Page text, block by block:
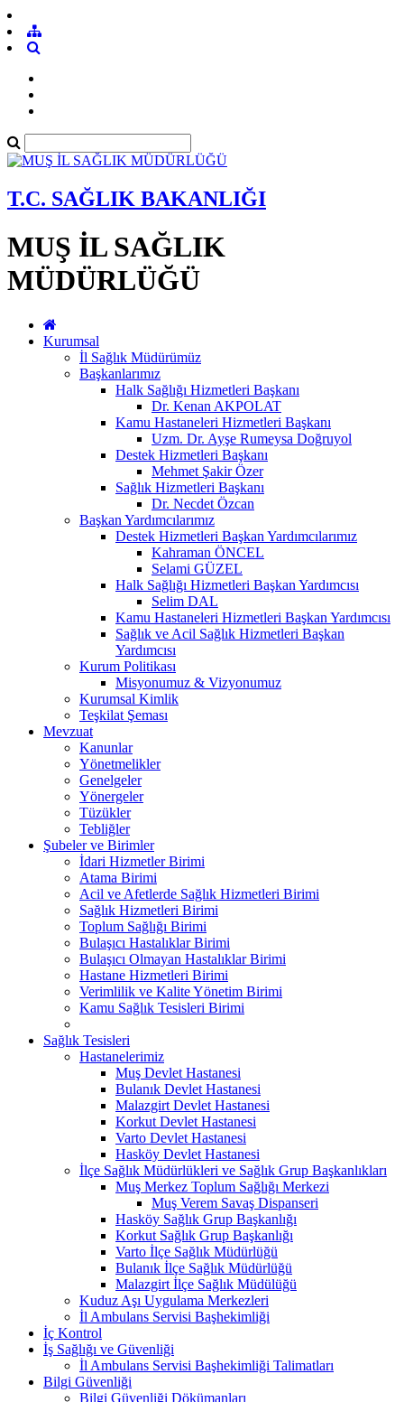
T.C. SAĞLIK BAKANLIĞI
MUŞ İL SAĞLIK
MÜDÜRLÜĞÜ
Kurumsal
İl Sağlık Müdürümüz
Başkanlarımız
Halk Sağlığı Hizmetleri Başkanı
Dr. Kenan AKPOLAT
Kamu Hastaneleri Hizmetleri Başkanı
Uzm. Dr. Ayşe Rumeysa Doğruyol
Destek Hizmetleri Başkanı
Mehmet Şakir Özer
Sağlık Hizmetleri Başkanı
Dr. Necdet Özcan
Başkan Yardımcılarımız
Destek Hizmetleri Başkan Yardımcılarımız
Kahraman ÖNCEL
Selami GÜZEL
Halk Sağlığı Hizmetleri Başkan Yardımcısı
Selim DAL
Kamu Hastaneleri Hizmetleri Başkan Yardımcısı
Sağlık ve Acil Sağlık Hizmetleri Başkan
Yardımcısı
Kurum Politikası
Misyonumuz & Vizyonumuz
Kurumsal Kimlik
Teşkilat Şeması
Mevzuat
Kanunlar
Yönetmelikler
Genelgeler
Yönergeler
Tüzükler
Tebliğler
Şubeler ve Birimler
İdari Hizmetler Birimi
Atama Birimi
Acil ve Afetlerde Sağlık Hizmetleri Birimi
Sağlık Hizmetleri Birimi
Toplum Sağlığı Birimi
Bulaşıcı Hastalıklar Birimi
Bulaşıcı Olmayan Hastalıklar Birimi
Hastane Hizmetleri Birimi
Verimlilik ve Kalite Yönetim Birimi
Kamu Sağlık Tesisleri Birimi
Sağlık Tesisleri
Hastanelerimiz
Muş Devlet Hastanesi
Bulanık Devlet Hastanesi
Malazgirt Devlet Hastanesi
Korkut Devlet Hastanesi
Varto Devlet Hastanesi
Hasköy Devlet Hastanesi
İlçe Sağlık Müdürlükleri ve Sağlık Grup Başkanlıkları
Muş Merkez Toplum Sağlığı Merkezi
Muş Verem Savaş Dispanseri
Hasköy Sağlık Grup Başkanlığı
Korkut Sağlık Grup Başkanlığı
Varto İlçe Sağlık Müdürlüğü
Bulanık İlçe Sağlık Müdürlüğü
Malazgirt İlçe Sağlık Müdülüğü
Kuduz Aşı Uygulama Merkezleri
İl Ambulans Servisi Başhekimliği
İç Kontrol
İş Sağlığı ve Güvenliği
İl Ambulans Servisi Başhekimliği Talimatları
Bilgi Güvenliği
Bilgi Güvenliği Dökümanları